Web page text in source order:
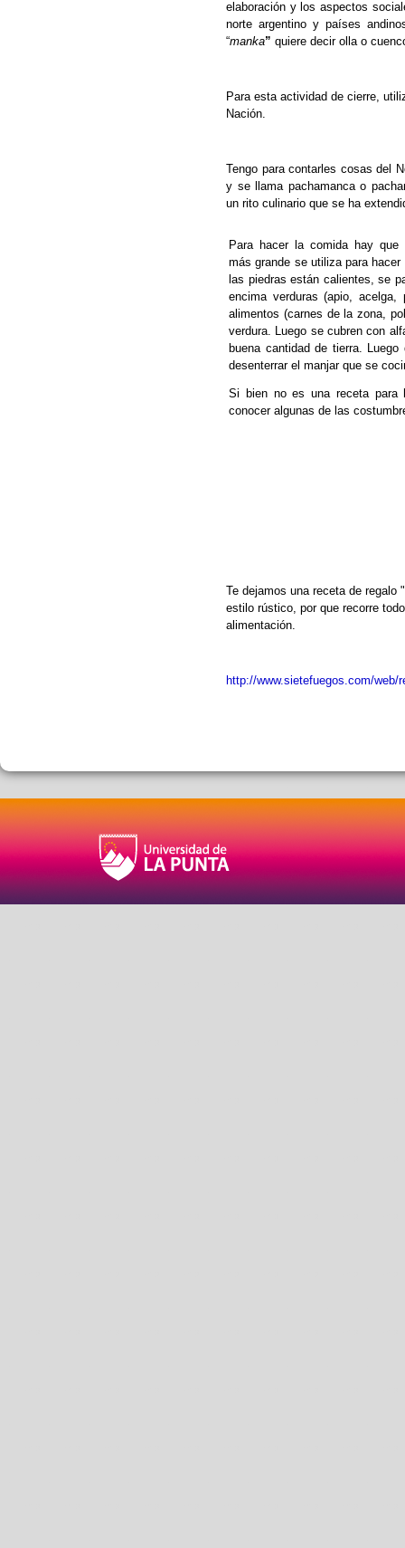
elaboración y los aspectos
norte argentino y países
“manka” quiere decir olla o
Para esta actividad de cierre,
Nación.
Tengo para contarles cosas del
y se llama pachamanca o
un rito culinario que se ha
Para hacer la comida hay
másgrande se utiliza para
las piedrasestán calientes, se
encima verduras(apio, acelga,
alimentos (carnes de lazona,
verdura. Luego se cubren con
buena cantidad de tierra.
desenterrar el manjar que se
Si bien no es una receta para
conocer algunas de las
Te dejamos una receta de regalo
estilo rústico, por que recorre
alimentación.
http://www.sietefuegos.com/web/